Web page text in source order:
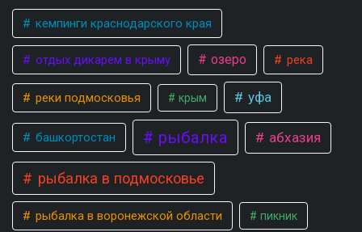
кемпинги краснодарского края
отдых дикарем в крыму озеро река
реки подмосковья крым уфа
башкортостан рыбалка абхазия
рыбалка в подмосковье
рыбалка в воронежской области пикник